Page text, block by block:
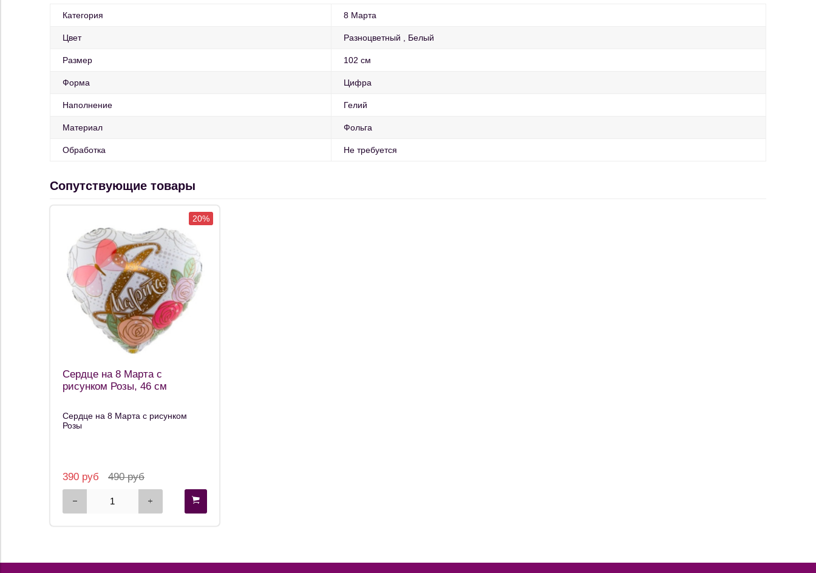
Категория 8 Марта
Цвет Разноцветный Белый
Размер 102 см
Форма Цифра
Наполнение Гелий
Материал Фольга
Обработка Не требуется
Сопутствующие товары
20%
Сердце на 8 Марта с
рисунком Розы, 46 см
Сердце на 8 Марта с рисунком
Розы
390 руб 490 руб